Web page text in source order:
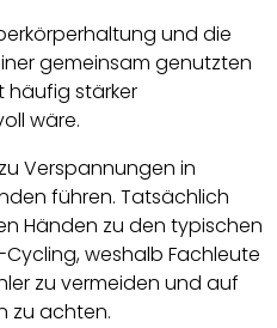
und die
gemeinsam genutzten
häufig stärker
wäre.
Verspannungen in
führen. Tatsächlich
Händen zu den typischen
weshalb Fachleute
zu vermeiden und auf
zu achten.